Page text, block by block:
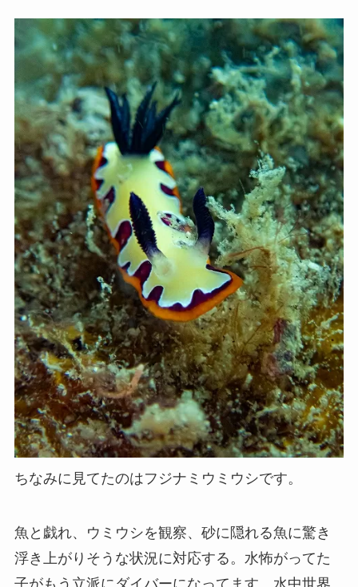
ちなみに見てたのはフジナミウミウシです。
魚と戯れ、ウミウシを観察、砂に隠れる魚に驚き
浮き上がりそうな状況に対応する。水怖がってた
子がもう立派にダイバーになってます。水中世界